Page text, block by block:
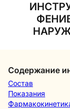
Содержание
Состав
Показания